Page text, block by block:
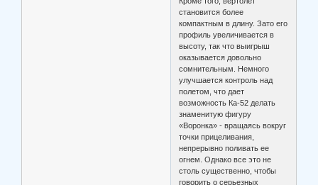
становится более
компактным в длину. Зато его
профиль увеличивается в
высоту, так что выигрыш
оказывается довольно
сомнительным. Немного
улучшается контроль над
полетом, что дает
возможность Ка-52 делать
знаменитую фигуру
«Воронка» - вращаясь вокруг
точки прицеливания,
непрерывно поливать ее
огнем. Однако все это не
столь существенно, чтобы
говорить о серьезных